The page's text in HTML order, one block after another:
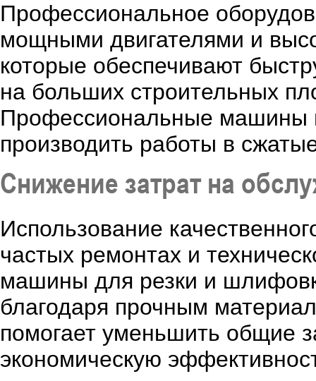
Профессиональное
мощными двигателями и
которые обеспечивают
на больших строительных
Профессиональные машины
производить работы в
Снижение затрат на
Использование
частых ремонтах и
машины для резки и
благодаря прочным
помогает уменьшить общие
экономическую